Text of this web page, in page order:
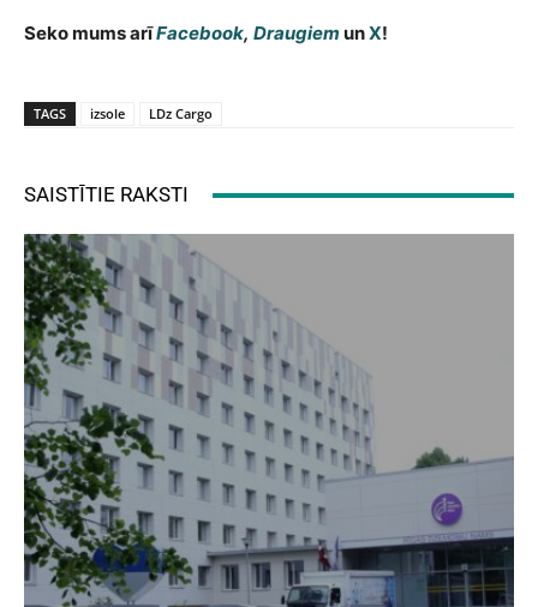
Seko mums arīFacebook, Draugiem unX!
TAGS izsole LDz Cargo
SAISTĪTIE RAKSTI